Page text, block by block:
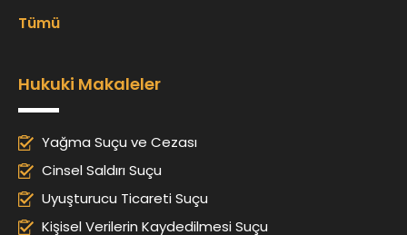
Tümü
Hukuki Makaleler
Yağma Suçu ve Cezası
Cinsel Saldırı Suçu
Uyuşturucu Ticareti Suçu
Kişisel Verilerin Kaydedilmesi Suçu